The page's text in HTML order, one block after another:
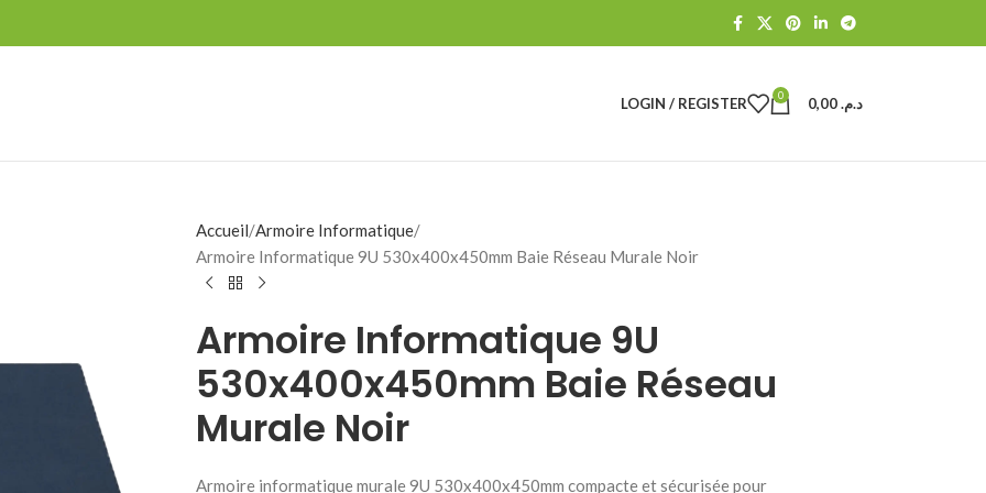
LOGIN / REGISTER 0 د.م.
Accueil Armoire Informatique
Armoire Informatique 9U 530x400x450mm Baie Réseau Murale Noir
Armoire Informatique 9U
530x400x450mm Baie Réseau
Murale Noir
Armoire informatique murale 9U 530x400x450mm compacte et sécurisée pour